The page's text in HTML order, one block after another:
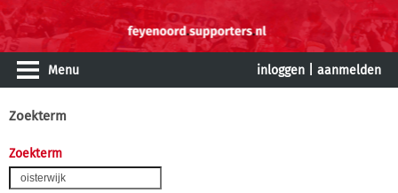
Menu inloggen aanmelden
Zoekterm
Zoekterm